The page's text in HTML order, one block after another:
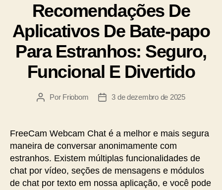
Recomendações De
Aplicativos De Bate-papo
Para Estranhos: Seguro,
Funcional E Divertido
Por Friobom 3 de dezembro de 2025
FreeCam Webcam Chat é a melhor e mais segura
maneira de conversar anonimamente com
estranhos. Existem múltiplas funcionalidades de
chat por vídeo, seções de mensagens e módulos
de chat por texto em nossa aplicação, e você pode